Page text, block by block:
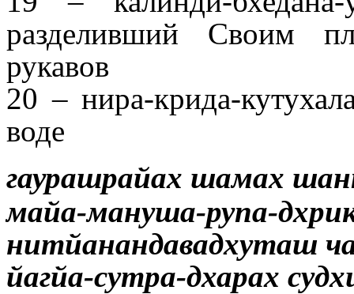
разделивший Своим
рукавов
20 – нира-крида-
воде
гаурашрайах шамах
майа-мануша-рупа-
нитйанандавадхуташ
йагйа-сутра-дхарах